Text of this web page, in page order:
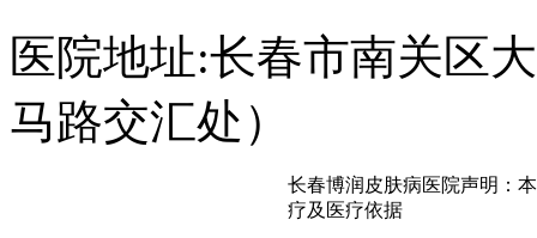
医院地址:长春市南关区
马路交汇处）
长春博润皮肤病医院声明：
疗及医疗依据